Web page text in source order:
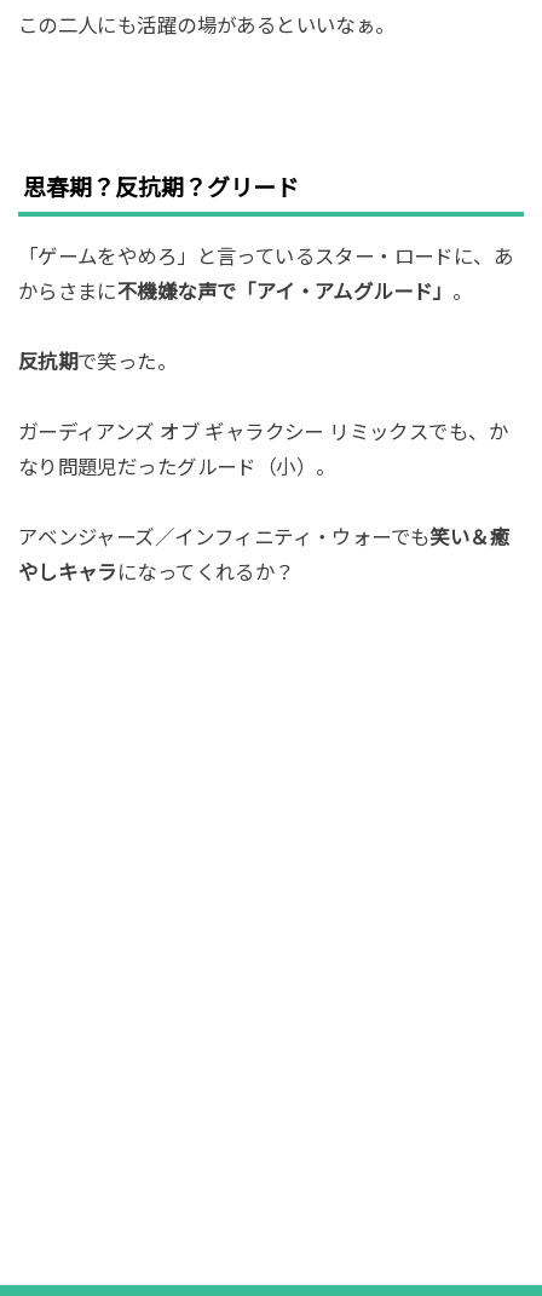
この二人にも活躍の場があるといいなぁ。
思春期？反抗期？グリード
「ゲームをやめろ」と言っているスター・ロードに、あ
からさまに不機嫌な声で「アイ・アムグルード」 。
反抗期で笑った。
ガーディアンズ オブ ギャラクシー リミックスでも、か
なり問題児だったグルード（小）。
アベンジャーズ／インフィニティ・ウォーでも笑い＆癒
やしキャラ になってくれるか？